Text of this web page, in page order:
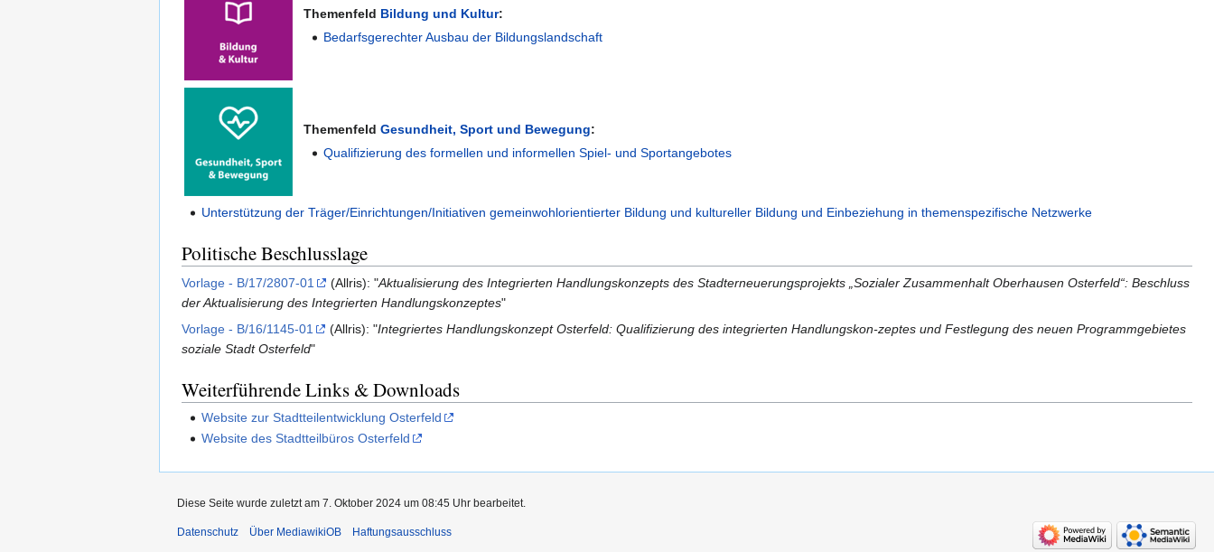
Themenfeld Bildung und Kultur:
Bedarfsgerechter Ausbau der Bildungslandschaft
Themenfeld Gesundheit, Sport und Bewegung:
Qualifizierung des formellen und informellen Spiel- und Sportangebotes
Unterstützung der Träger/Einrichtungen/Initiativen gemeinwohlorientierter Bildung und kultureller Bildung und Einbeziehung in themenspezifische Netzwerke
Politische Beschlusslage
Vorlage - B/17/2807-01 (Allris): "Aktualisierung des Integrierten Handlungskonzepts des Stadterneuerungsprojekts „Sozialer Zusammenhalt Oberhausen Osterfeld“: Beschluss
der Aktualisierung des Integrierten Handlungskonzeptes"
Vorlage - B/16/1145-01
(Allris): "Integriertes Handlungskonzept Osterfeld: Qualifizierung des integrierten Handlungskon-zeptes und Festlegung des neuen Programmgebietes
soziale Stadt Osterfeld"
Weiterführende Links & Downloads
Website zur Stadtteilentwicklung Osterfeld
Website des Stadtteilbüros Osterfeld
Diese Seite wurde zuletzt am 7. Oktober 2024 um 08:45 Uhr bearbeitet.
Datenschutz Über MediawikiOB Haftungsausschluss